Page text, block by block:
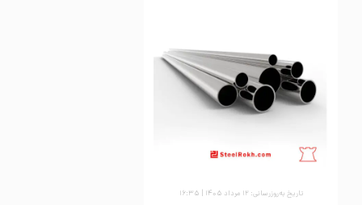
تاریخ به‌روزرسانی: ۱۲ مرداد ۱۴۰۵ | ۱۶:۳۵